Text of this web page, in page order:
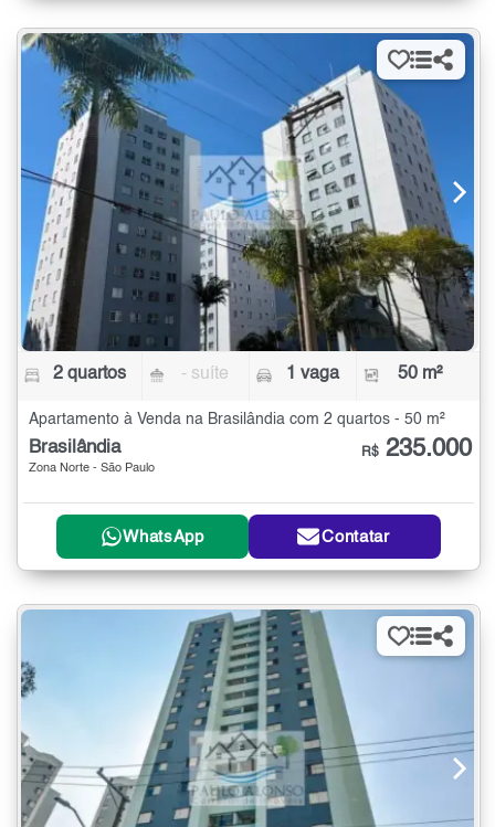
2 quartos - suíte 1 vaga 50 m²
Apartamento à Venda na Brasilândia com 2 quartos - 50 m²
Brasilândia
Zona Norte - São Paulo
R$ 235.000
WhatsApp Contatar